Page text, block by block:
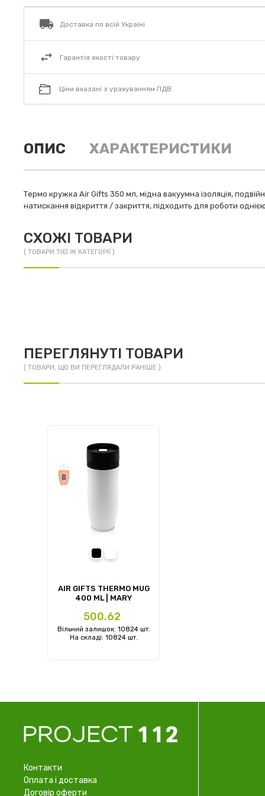
Доставка по всій Україні
Гарантія якості товару
Ціни вказані з урахуванням ПДВ
ОПИС ХАРАКТЕРИСТИКИ
Термо кружка Air Gifts 350 мл, мідна вакуумна ізоляція,
натискання відкриття / закриття, підходить для роботи
СХОЖІ ТОВАРИ
( ТОВАРИ ТІЄЇ Ж КАТЕГОРІЇ )
ПЕРЕГЛЯНУТІ ТОВАРИ
( ТОВАРИ, ЩО ВИ ПЕРЕГЛЯДАЛИ РАНІШЕ )
AIR GIFTS THERMO MUG
400 ML | MARY
Ціна
500.62
Вільний залишок: 10824 шт.
На складі: 10824 шт.
Контакти
Оплата і доставка
Договір оферти